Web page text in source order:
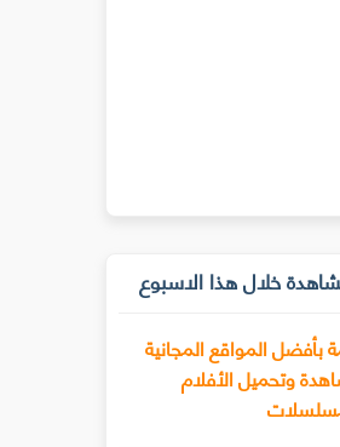
خلال هذا الاسبوع
بأفضل المواقع المجانية
وتحميل الأفلام